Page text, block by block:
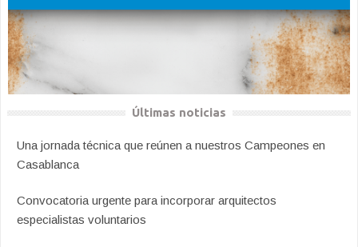
Últimas noticias
Una jornada técnica que reúnen a nuestros Campeones en
Casablanca
Convocatoria urgente para incorporar arquitectos
especialistas voluntarios